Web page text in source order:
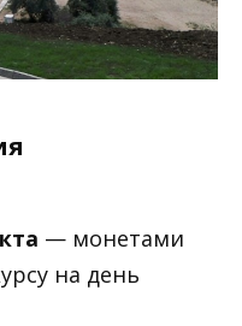
— монетами
на день